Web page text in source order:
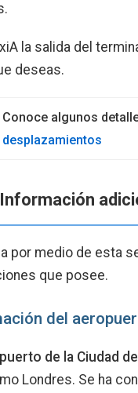
la salida del
deseas.
Conoce algunos
desplazamientos
Información
por medio de esta
que posee.
del
de la Ciudad
Londres. Se ha